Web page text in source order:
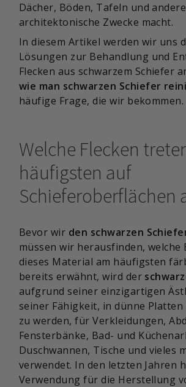
Dächer, Böden, Tafeln und andere
architektonische Zwecke macht.
In diesem Artikel werden wir uns
Lösungen zur Behandlung und
Flecken aus schwarzem Schiefer
wie man schwarzen Schiefer
häufige Frage, die wir bekommen.
Welche Flecken
häufigsten auf
Schieferoberflächen
Bevor wir den schwarzen
müssen wir herausfinden, welche
dieses Material am häufigsten
bereits erwähnt, wird der
aufgrund seiner einzigartigen
seiner Fähigkeit, in dünne
zu werden, für Verkleidungen,
Fensterbänke, Bad- und
Duschwannen, Tische und vieles
verwendet. In den letzten Jahren
Verwendung für die Herstellung